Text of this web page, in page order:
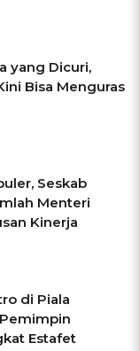
yang Dicuri,
Bisa Menguras
Seskab
Menteri
Kinerja
di Piala
Estafet